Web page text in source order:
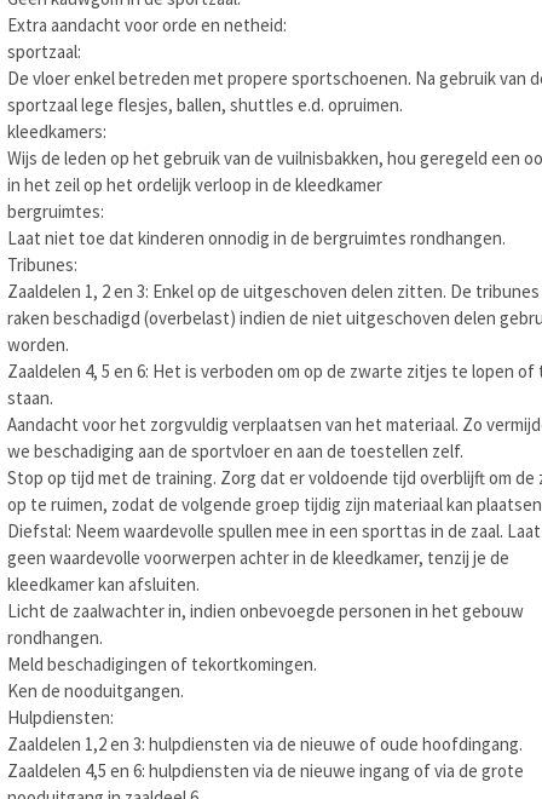
Extra aandacht voor orde en netheid:​
sportzaal:
De vloer enkel betreden met propere sportschoenen. Na gebruik van
sportzaal lege flesjes, ballen, shuttles e.d. opruimen.
kleedkamers:
Wijs de leden op het gebruik van de vuilnisbakken, hou geregeld een
in het zeil op het ordelijk verloop in de kleedkamer
bergruimtes:
Laat niet toe dat kinderen onnodig in de bergruimtes rondhangen.
Tribunes:
Zaaldelen 1, 2 en 3: Enkel op de uitgeschoven delen zitten. De tribunes
raken beschadigd (overbelast) indien de niet uitgeschoven delen
worden.
Zaaldelen 4, 5 en 6: Het is verboden om op de zwarte zitjes te lopen of
staan.
Aandacht voor het zorgvuldig verplaatsen van het materiaal. Zo
we beschadiging aan de sportvloer en aan de toestellen zelf.
Stop op tijd met de training. Zorg dat er voldoende tijd overblijft om de
op te ruimen, zodat de volgende groep tijdig zijn materiaal kan
Diefstal: Neem waardevolle spullen mee in een sporttas in de zaal. Laat
geen waardevolle voorwerpen achter in de kleedkamer, tenzij je de
kleedkamer kan afsluiten.
Licht de zaalwachter in, indien onbevoegde personen in het gebouw
rondhangen.
Meld beschadigingen of tekortkomingen.
Ken de nooduitgangen.
Hulpdiensten:
Zaaldelen 1,2 en 3: hulpdiensten via de nieuwe of oude hoofdingang.
Zaaldelen 4,5 en 6: hulpdiensten via de nieuwe ingang of via de grote